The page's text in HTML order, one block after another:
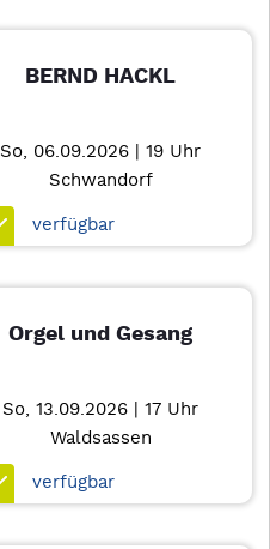
BERND HACKL
So, 06.09.2026 | 19 Uhr
Schwandorf
verfügbar
Orgel und Gesang
So, 13.09.2026 | 17 Uhr
Waldsassen
verfügbar